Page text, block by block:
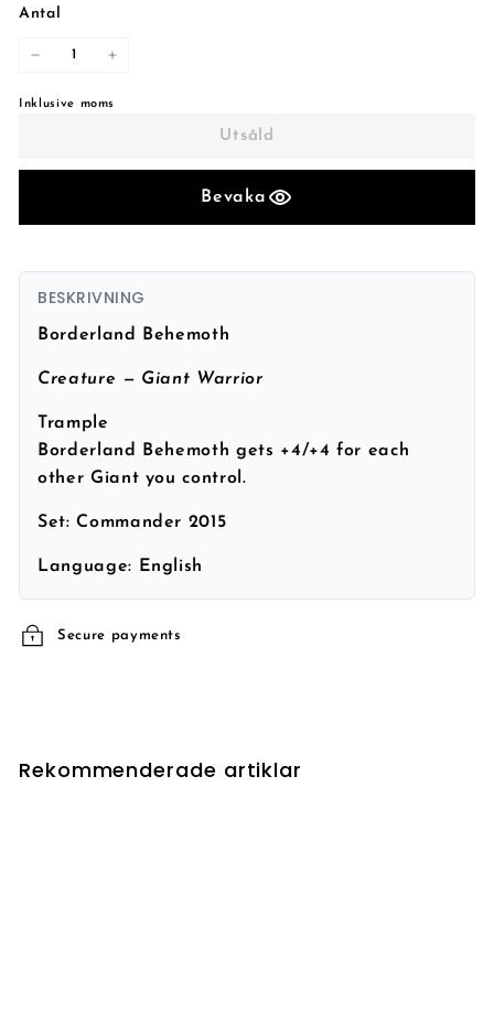
Antal
Inklusive moms
Utsåld
Bevaka
BESKRIVNING
Borderland Behemoth
Creature — Giant Warrior
Trample
Borderland Behemoth gets +4/+4 for each
other Giant you control.
Set:Commander 2015
Language: English
Secure payments
Rekommenderade artiklar